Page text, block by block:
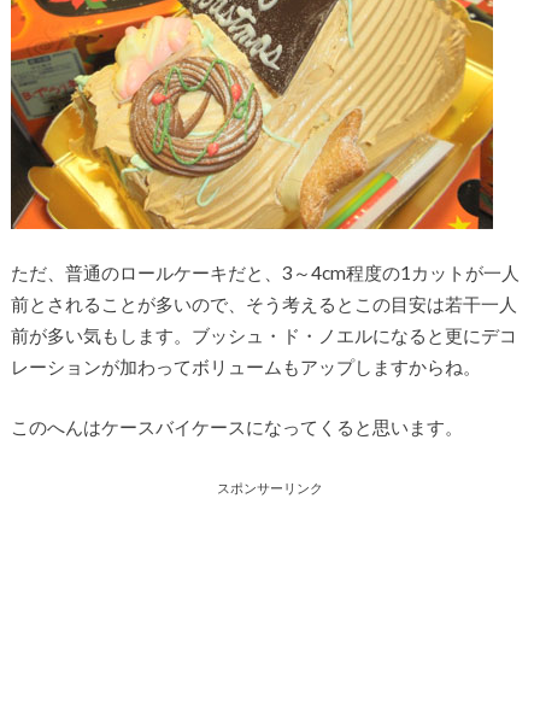
ただ、普通のロールケーキだと、3～4cm程度の1カットが一人
前とされることが多いので、そう考えるとこの目安は若干一人
前が多い気もします。ブッシュ・ド・ノエルになると更にデコ
レーションが加わってボリュームもアップしますからね。
このへんはケースバイケースになってくると思います。
スポンサーリンク